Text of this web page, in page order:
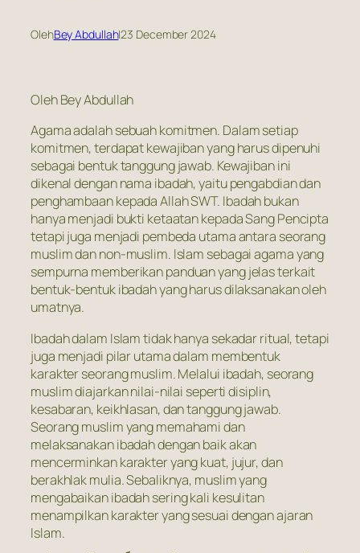
OlehBey Abdullah|23 December 2024
Oleh Bey Abdullah
Agama adalah sebuah komitmen. Dalam setiap
komitmen, terdapat kewajiban yang harus dipenuhi
sebagai bentuk tanggung jawab. Kewajiban ini
dikenal dengan nama ibadah, yaitu pengabdian dan
penghambaan kepada Allah SWT. Ibadah bukan
hanya menjadi bukti ketaatan kepada Sang Pencipta
tetapi juga menjadi pembeda utama antara seorang
muslim dan non-muslim. Islam sebagai agama yang
sempurna memberikan panduan yang jelas terkait
bentuk-bentuk ibadah yang harus dilaksanakan oleh
umatnya.
Ibadah dalam Islam tidak hanya sekadar ritual, tetapi
juga menjadi pilar utama dalam membentuk
karakter seorang muslim. Melalui ibadah, seorang
muslim diajarkan nilai-nilai seperti disiplin,
kesabaran, keikhlasan, dan tanggung jawab.
Seorang muslim yang memahami dan
melaksanakan ibadah dengan baik akan
mencerminkan karakter yang kuat, jujur, dan
berakhlak mulia. Sebaliknya, muslim yang
mengabaikan ibadah sering kali kesulitan
menampilkan karakter yang sesuai dengan ajaran
Islam.